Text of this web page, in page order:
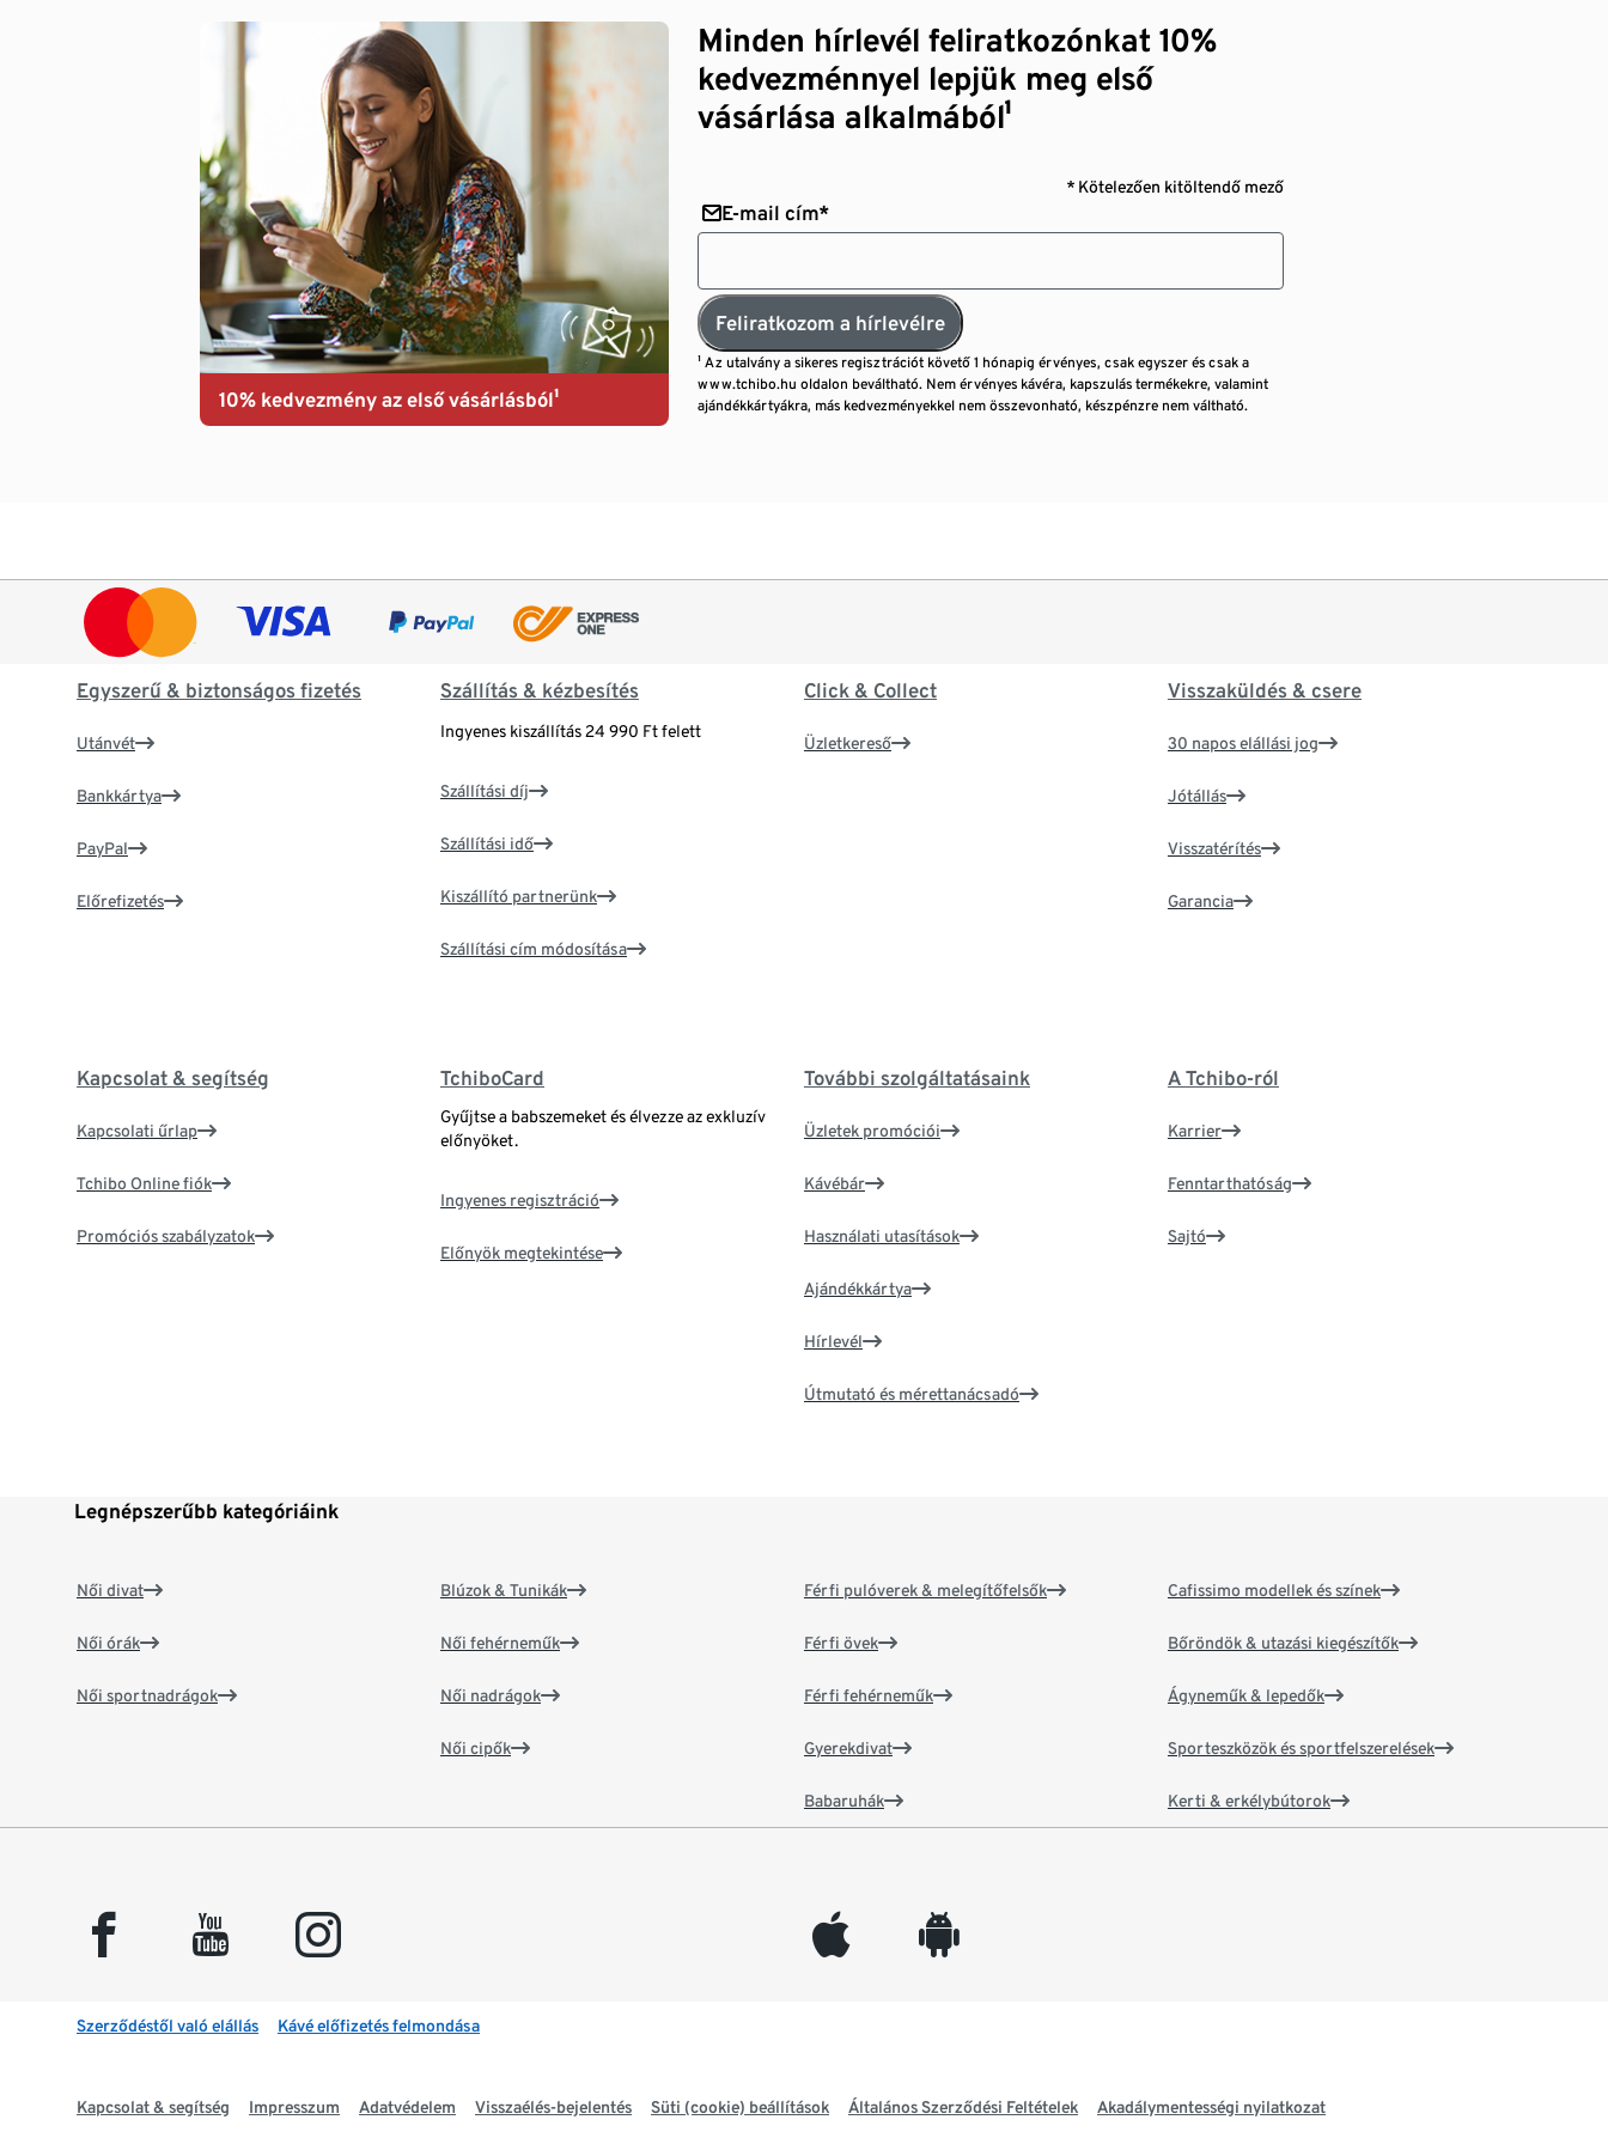
10% kedvezmény az első vásárlásból¹
Minden hírlevél feliratkozónkat 10%
kedvezménnyel lepjük meg első
vásárlása alkalmából¹
* Kötelezően kitöltendő mező
E-mail cím*
Feliratkozom a hírlevélre
¹ Az utalvány a sikeres regisztrációt követő 1 hónapig érvényes, csak egyszer és csak a
www.tchibo.hu oldalon beváltható. Nem érvényes kávéra, kapszulás termékekre, valamint
ajándékkártyákra, más kedvezményekkel nem összevonható, készpénzre nem váltható.
Egyszerű & biztonságos fizetés
Utánvét
Bankkártya
PayPal
Előrefizetés
Szállítás & kézbesítés
Ingyenes kiszállítás 24 990 Ft felett
Szállítási díj
Szállítási idő
Kiszállító partnerünk
Szállítási cím módosítása
Click & Collect
Üzletkereső
Visszaküldés & csere
30 napos elállási jog
Jótállás
Visszatérítés
Garancia
Kapcsolat & segítség
Kapcsolati űrlap
Tchibo Online fiók
Promóciós szabályzatok
TchiboCard
Gyűjtse a babszemeket és élvezze az exkluzív
előnyöket.
Ingyenes regisztráció
Előnyök megtekintése
További szolgáltatásaink
Üzletek promóciói
Kávébár
Használati utasítások
Ajándékkártya
Hírlevél
Útmutató és mérettanácsadó
A Tchibo-ról
Karrier
Fenntarthatóság
Sajtó
Legnépszerűbb kategóriáink
Női divat
Női órák
Női sportnadrágok
Blúzok & Tunikák
Női fehérneműk
Női nadrágok
Női cipők
Férfi pulóverek & melegítőfelsők
Férfi övek
Férfi fehérneműk
Gyerekdivat
Babaruhák
Cafissimo modellek és színek
Bőröndök & utazási kiegészítők
Ágyneműk & lepedők
Sporteszközök és sportfelszerelések
Kerti & erkélybútorok
facebook youtube instagram appleinc android
Szerződéstől való elállás Kávé előfizetés felmondása
Kapcsolat & segítség Impresszum Adatvédelem Visszaélés-bejelentés Süti (cookie) beállítások Általános Szerződési Feltételek Akadálymentességi nyilatkozat